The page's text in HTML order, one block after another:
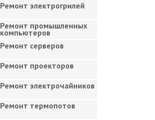
Ремонт электрогрилей
Ремонт промышленных
компьютеров
Ремонт серверов
Ремонт проекторов
Ремонт электрочайников
Ремонт термопотов